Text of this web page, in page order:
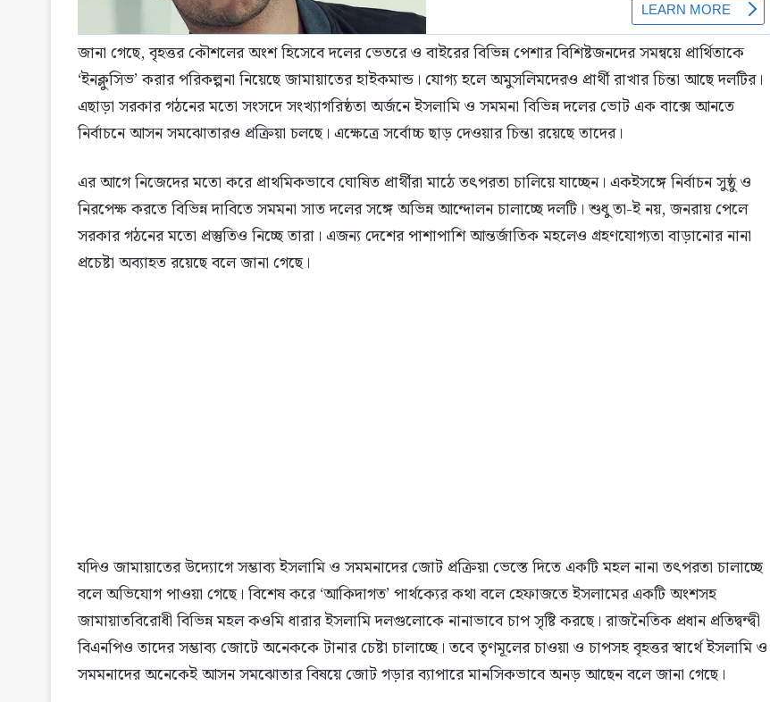
জানা গেছে, বৃহত্তর কৌশলের অংশ হিসেবে দলের ভেতরে ও বাইরের বিভিন্ন পেশার বিশিষ্টজনদের সমন্বয়ে প্রার্থিতাকে
‘ইনক্লুসিভ’ করার পরিকল্পনা নিয়েছে জামায়াতের হাইকমান্ড। যোগ্য হলে অমুসলিমদেরও প্রার্থী রাখার চিন্তা আছে দলটির।
এছাড়া সরকার গঠনের মতো সংসদে সংখ্যাগরিষ্ঠতা অর্জনে ইসলামি ও সমমনা বিভিন্ন দলের ভোট এক বাক্সে আনতে
নির্বাচনে আসন সমঝোতারও প্রক্রিয়া চলছে। এক্ষেত্রে সর্বোচ্চ ছাড় দেওয়ার চিন্তা রয়েছে তাদের।
এর আগে নিজেদের মতো করে প্রাথমিকভাবে ঘোষিত প্রার্থীরা মাঠে তৎপরতা চালিয়ে যাচ্ছেন। একইসঙ্গে নির্বাচন সুষ্ঠু ও
নিরপেক্ষ করতে বিভিন্ন দাবিতে সমমনা সাত দলের সঙ্গে অভিন্ন আন্দোলন চালাচ্ছে দলটি। শুধু তা-ই নয়, জনরায় পেলে
সরকার গঠনের মতো প্রস্তুতিও নিচ্ছে তারা। এজন্য দেশের পাশাপাশি আন্তর্জাতিক মহলেও গ্রহণযোগ্যতা বাড়ানোর নানা
প্রচেষ্টা অব্যাহত রয়েছে বলে জানা গেছে।
যদিও জামায়াতের উদ্যোগে সম্ভাব্য ইসলামি ও সমমনাদের জোট প্রক্রিয়া ভেস্তে দিতে একটি মহল নানা তৎপরতা চালাচ্ছে
বলে অভিযোগ পাওয়া গেছে। বিশেষ করে ‘আকিদাগত’ পার্থক্যের কথা বলে হেফাজতে ইসলামের একটি অংশসহ
জামায়াতবিরোধী বিভিন্ন মহল কওমি ধারার ইসলামি দলগুলোকে নানাভাবে চাপ সৃষ্টি করছে। রাজনৈতিক প্রধান প্রতিদ্বন্দ্বী
বিএনপিও তাদের সম্ভাব্য জোটে অনেককে টানার চেষ্টা চালাচ্ছে। তবে তৃণমূলের চাওয়া ও চাপসহ বৃহত্তর স্বার্থে ইসলামি ও
সমমনাদের অনেকেই আসন সমঝোতার বিষয়ে জোট গড়ার ব্যাপারে মানসিকভাবে অনড় আছেন বলে জানা গেছে।